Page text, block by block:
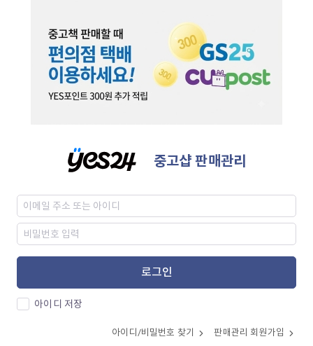
중고샵 판매관리
로그인
아이디 저장
아이디/비밀번호 찾기 판매관리 회원가입